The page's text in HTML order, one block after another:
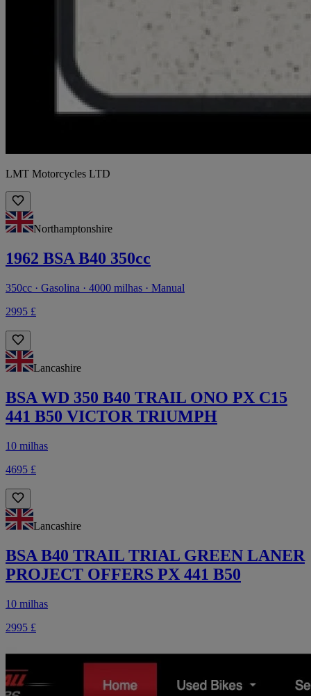
LMT Motorcycles LTD
Northamptonshire
1962 BSA B40 350cc
350cc · Gasolina · 4000 milhas · Manual
2995 £
Lancashire
BSA WD 350 B40 TRAIL ONO PX C15
441 B50 VICTOR TRIUMPH
10 milhas
4695 £
Lancashire
BSA B40 TRAIL TRIAL GREEN LANER
PROJECT OFFERS PX 441 B50
10 milhas
2995 £